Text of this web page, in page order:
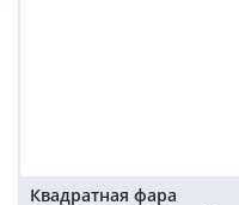
Квадратная фара